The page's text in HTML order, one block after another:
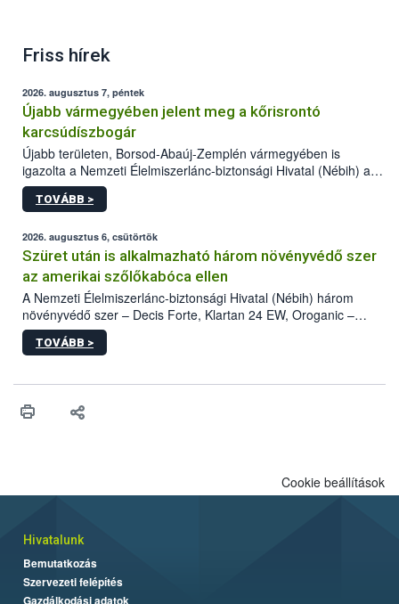
Friss hírek
2026. augusztus 7, péntek
Újabb vármegyében jelent meg a kőrisrontó
karcsúdíszbogár
Újabb területen, Borsod-Abaúj-Zemplén vármegyében is
igazolta a Nemzeti Élelmiszerlánc-biztonsági Hivatal (Nébih) a
kőrisrontó karcsúdíszbogár (Agrilus planipennis) jelenlétét. A
kártevőt nem csak színcsapdában találták meg, de már fertőzött
az intenzív felderítést, emellett az intézkedéseket a szlovák
hatósággal is összehangolják a terjedés megállítása érdekében.
TOVÁBB >
2026. augusztus 6, csütörtök
Szüret után is alkalmazható három növényvédő szer
az amerikai szőlőkabóca ellen
A Nemzeti Élelmiszerlánc-biztonsági Hivatal (Nébih) három
növényvédő szer – Decis Forte, Klartan 24 EW, Oroganic –
engedélyokiratát módosította, így azok a szüretet követően,
egészen a vesszőérettség (BBCH 91) stádiumáig
érésű szőlőkben is legyen lehetőség a károsító elleni további
felhasználók számára is elérhető és ökológiai termesztésben is
TOVÁBB >
Cookie beállítások
Hivatalunk
Bemutatkozás
Szervezeti felépítés
Gazdálkodási adatok